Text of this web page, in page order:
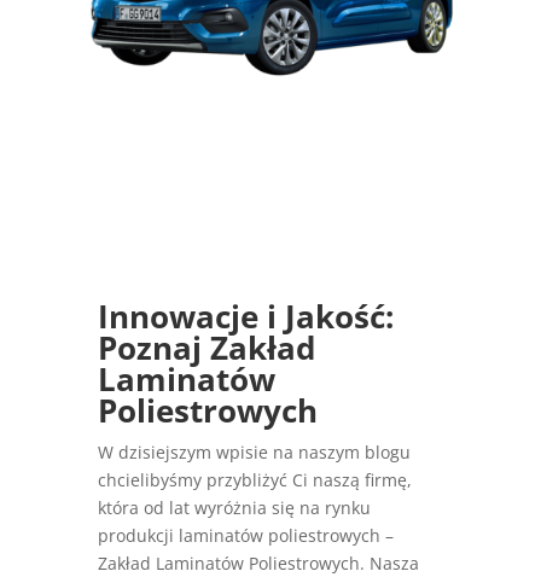
Innowacje i Jakość:
Poznaj Zakład
Laminatów
Poliestrowych
W dzisiejszym wpisie na naszym blogu
chcielibyśmy przybliżyć Ci naszą firmę,
która od lat wyróżnia się na rynku
produkcji laminatów poliestrowych –
Zakład Laminatów Poliestrowych. Nasza